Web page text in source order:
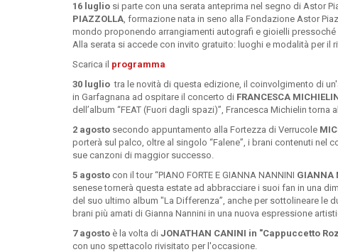
16 luglio si parte con una serata anteprima nel segno di Astor
PIAZZOLLA, formazione nata in seno alla Fondazione Astor
mondo proponendo arrangiamenti autografi e gioielli
Alla serata si accede con invito gratuito: luoghi e modalità per il
Scarica il programma
30 luglio tra le novità di questa edizione, il coinvolgimento di
in Garfagnana ad ospitare il concerto di FRANCESCA
dell’album “FEAT (Fuori dagli spazi)”, Francesca Michielin
2 agosto secondo appuntamento alla Fortezza di Verrucole
porterà sul palco, oltre al singolo “Falene”, i brani contenuti nel
sue canzoni di maggior successo.
5 agosto con il tour “PIANO FORTE E GIANNA NANNINI GIANNA
senese tornerà questa estate ad abbracciare i suoi fan in una
del suo ultimo album "La Differenza”, anche per sottolineare le
brani più amati di Gianna Nannini in una nuova espressione
7 agosto è la volta di JONATHAN CANINI in "Cappuccetto
con uno spettacolo rivisitato per l'occasione.